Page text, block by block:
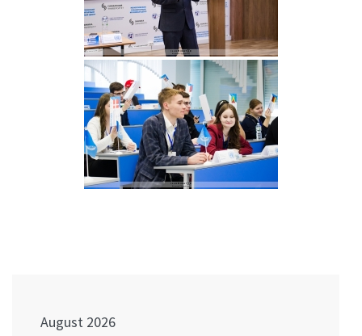
August 2026